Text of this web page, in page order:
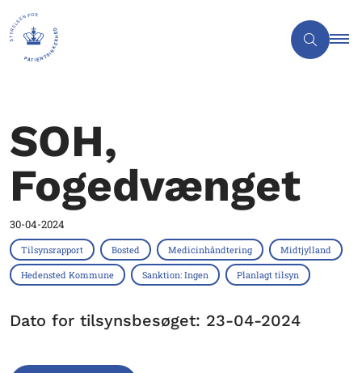
SOH,
Fogedvænget
30-04-2024
Tilsynsrapport Bosted Medicinhåndtering Midtjylland
Hedensted Kommune Sanktion: Ingen Planlagt tilsyn
Dato for tilsynsbesøget: 23-04-2024